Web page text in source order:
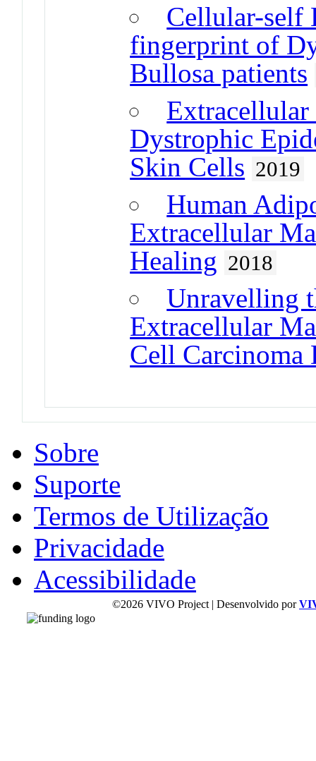
Cellular-self
fingerprint of
Bullosa patients
Dystrophic
Skin Cells 2019
Human
Extracellular
Healing 2018
Unravelling
Extracellular
Cell Carcinoma
Sobre
Suporte
Termos de Utilização
Privacidade
Acessibilidade
©2026 VIVO Project | Desenvolvido por